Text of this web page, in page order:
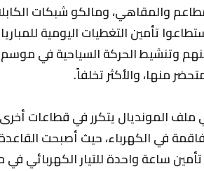
والمقاهي، ومالكو شبكات
تأمين التغطيات اليومية
وتنشيط الحركة السياحية في
منها، والأكثر تخلفاً.
المونديال يتكرر في قطاعات
في الكهرباء، حيث أصبحت
تأمين ساعة واحدة للتيار الكهربائي